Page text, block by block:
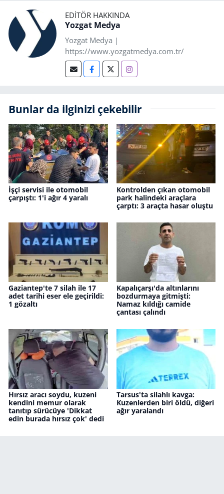
EDITÖR HAKKINDA
Yozgat Medya
Yozgat Medya |
https://www.yozgatmedya.com.tr/
Bunlar da ilginizi çekebilir
İşçi servisi ile otomobil
çarpıştı: 1'i ağır 4 yaralı
Kontrolden çıkan otomobil
park halindeki araçlara
çarptı: 3 araçta hasar oluştu
Gaziantep'te 7 silah ile 17
adet tarihi eser ele geçirildi:
1 gözaltı
Kapalıçarşı'da altınlarını
bozdurmaya gitmişti:
Namaz kıldığı camide
çantası çalındı
Hırsız aracı soydu, kuzeni
kendini memur olarak
tanıtıp sürücüye 'Dikkat
edin burada hırsız çok' dedi
Tarsus'ta silahlı kavga:
Kuzenlerden biri öldü, diğeri
ağır yaralandı